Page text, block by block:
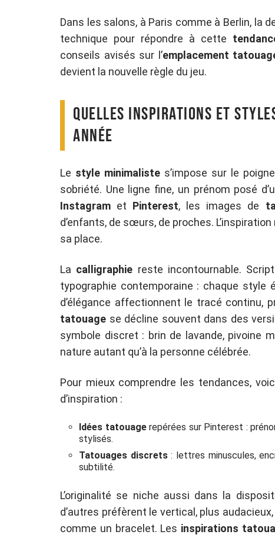
Dans les salons, à Paris comme à Berlin, la
technique pour répondre à cette
conseils avisés sur l’emplacement
devient la nouvelle règle du jeu.
Quelles inspirations et
année
Le style minimaliste s’impose sur le
sobriété. Une ligne fine, un prénom posé
Instagram et Pinterest, les images de
d’enfants, de sœurs, de proches.
sa place.
La calligraphie reste incontournable.
typographie contemporaine : chaque style
d’élégance affectionnent le tracé continu,
tatouage se décline souvent dans des
symbole discret : brin de lavande, pivoine
nature autant qu’à la personne célébrée.
Pour mieux comprendre les tendances,
d’inspiration :
Idées tatouagerepérées sur Pinterest :
stylisés.
Tatouages discrets: lettres minuscules,
subtilité.
L’originalité se niche aussi dans la
d’autres préfèrent le vertical, plus
comme un bracelet. Les inspirations